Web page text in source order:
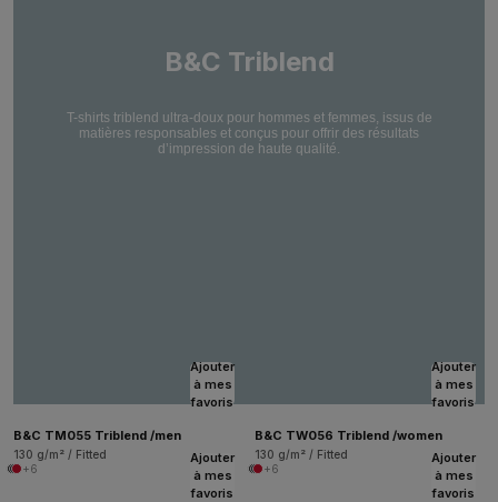
B&C Triblend
T-shirts triblend ultra-doux pour hommes et femmes, issus de
matières responsables et conçus pour offrir des résultats
d’impression de haute qualité.
Ajouter
à mes
favoris
B&C TM055 Triblend /men
130 g/m² / Fitted
+6
Ajouter
à mes
favoris
B&C TW056 Triblend /women
130 g/m² / Fitted
+6
Ajouter
à mes
favoris
Ajouter
à mes
favoris